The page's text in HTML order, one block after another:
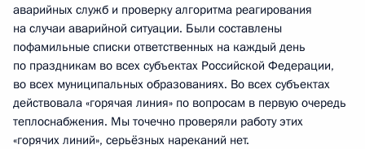
аварийных служб и проверку алгоритма реагирования
на случаи аварийной ситуации. Были составлены
пофамильные списки ответственных на каждый день
по праздникам во всех субъектах Российской Федерации,
во всех муниципальных образованиях. Во всех субъектах
действовала «горячая линия» по вопросам в первую очередь
теплоснабжения. Мы точечно проверяли работу этих
«горячих линий», серьёзных нареканий нет.